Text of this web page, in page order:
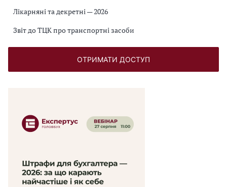
Лікарняні та декретні — 2026
Звіт до ТЦК про транспортні засоби
ОТРИМАТИ ДОСТУП